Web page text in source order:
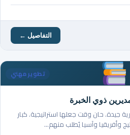
التفاصيل ←
تطوير مهني
ذوي الخبرة
جيدة. حان وقت جعلها استراتيجية. كبار
وأفريقيا وآسيا يُطلب منهم…